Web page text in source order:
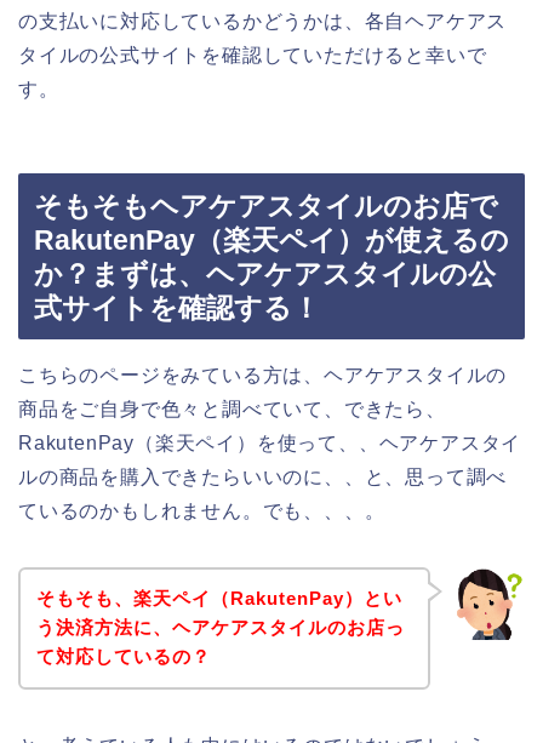
の支払いに対応しているかどうかは、各自ヘアケアス
タイルの公式サイトを確認していただけると幸いで
す。
そもそもヘアケアスタイルのお店で
RakutenPay（楽天ペイ）が使えるの
か？まずは、ヘアケアスタイルの公
式サイトを確認する！
こちらのページをみている方は、ヘアケアスタイルの
商品をご自身で色々と調べていて、できたら、
RakutenPay（楽天ペイ）を使って、、ヘアケアスタイ
ルの商品を購入できたらいいのに、、と、思って調べ
ているのかもしれません。でも、、、。
そもそも、楽天ペイ（RakutenPay）とい
う決済方法に、ヘアケアスタイルのお店っ
て対応しているの？